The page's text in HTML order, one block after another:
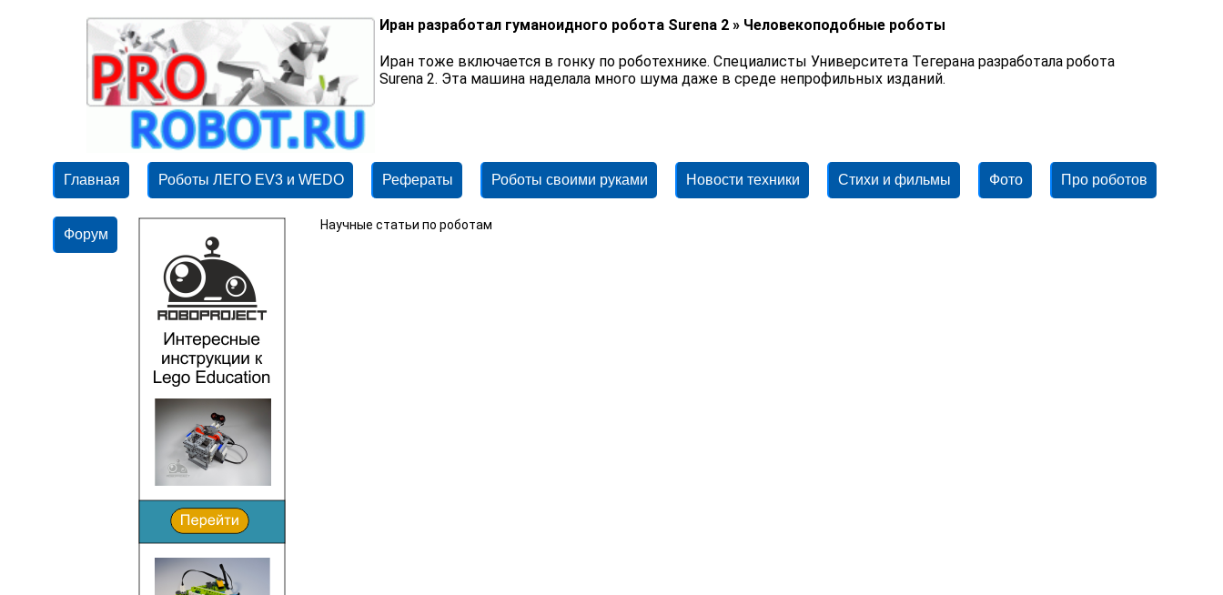
Иран разработал гуманоидного робота Surena 2 » Человекоподобные роботы
Иран тоже включается в гонку по роботехнике. Специалисты Университета Тегерана разработала робота
Surena 2. Эта машина наделала много шума даже в среде непрофильных изданий.
Главная Роботы ЛЕГО EV3 и WEDO Рефераты Роботы своими руками Новости техники Стихи и фильмы Фото Про роботов
Форум
Научные статьи по роботам